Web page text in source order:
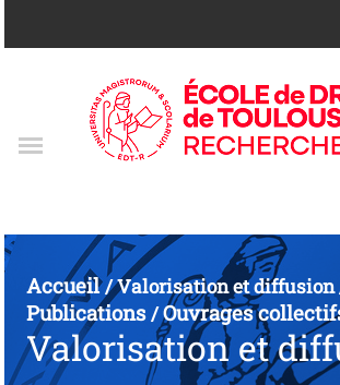
Accueil/Valorisation et diffusion
Publications/Ouvrages
Valorisation et